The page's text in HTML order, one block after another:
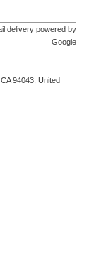
delivery powered by
Google
94043, United